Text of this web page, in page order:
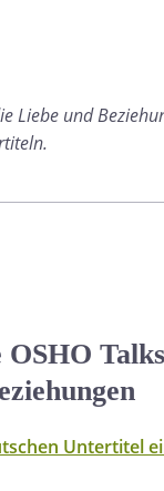
Liebe und
OSHO
Untertitel